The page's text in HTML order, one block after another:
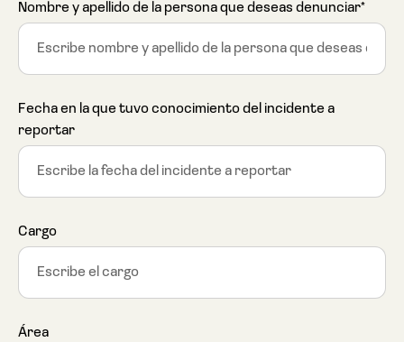
Nombre y apellido de la persona que deseas denunciar*
Fecha en la que tuvo conocimiento del incidente a
reportar
Cargo
Área